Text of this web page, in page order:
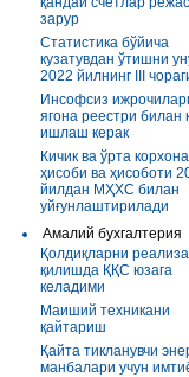
зарур
Статистика бўйича
кузатувдан ўтишни
2022 йилнинг III
Инсофсиз
ягона реестри билан
ишлаш керак
Кичик ва ўрта
ҳисоби ва ҳисоботи
йилдан МҲХС билан
уйғунлаштирилади
Амалий бухгалтерия
Қолдиқларни
қилишда ҚҚС юзага
келадими
Маиший техникани
қайтариш
Қайта тикланувчи
манбалари учун